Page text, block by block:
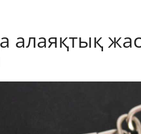
алаяқтық